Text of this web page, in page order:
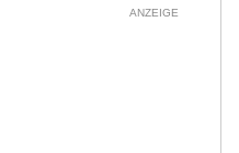
ANZEIGE